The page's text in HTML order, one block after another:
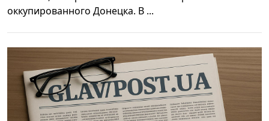
оккупированного Донецка. В ...